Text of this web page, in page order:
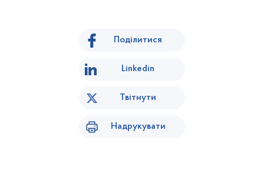
Поділитися
Linkedin
Твітнути
Надрукувати